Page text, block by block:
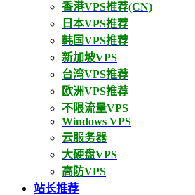
香港VPS推荐(CN)
日本VPS推荐
韩国VPS推荐
新加坡VPS
台湾VPS推荐
欧洲VPS推荐
不限流量VPS
Windows VPS
云服务器
大硬盘VPS
高防VPS
站长推荐